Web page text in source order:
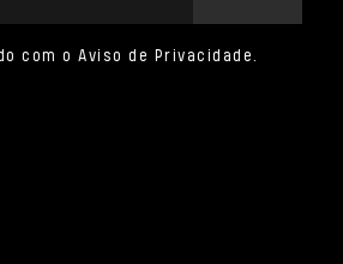
com o Aviso de Privacidade.